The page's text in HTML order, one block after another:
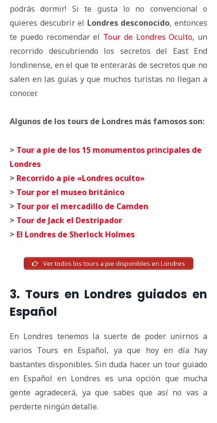
podrás dormir! Si te gusta lo no convencional o
quieres descubrir el Londres desconocido, entonces
te puedo recomendar el Tour de Londres Oculto, un
recorrido descubriendo los secretos del East End
londinense, en el que te enterarás de secretos que no
salen en las guías y que muchos turistas no llegan a
conocer.
Algunos de los tours de Londres más famosos son:
> Tour a pie de los 15 monumentos principales de
Londres
> Recorrido a pie «Londres oculto»
> Tour por el museo británico
> Tour por el mercadillo de Camden
> Tour de Jack el Destripador
> El Londres de Sherlock Holmes
Ver todos los tours a pie disponibles en Londres
3. Tours en Londres guiados en
Español
En Londres tenemos la suerte de poder unirnos a
varios Tours en Español, ya que hoy en día hay
bastantes disponibles. Sin duda hacer un tour guiado
en Español en Londres es una opción que mucha
gente agradecerá, ya que sabes que así no vas a
perderte ningún detalle.